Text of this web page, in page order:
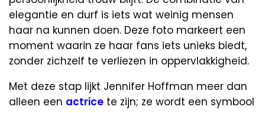
elegantie en durf is iets wat weinig mensen
haar na kunnen doen. Deze foto markeert een
moment waarin ze haar fans iets unieks biedt,
zonder zichzelf te verliezen in oppervlakkigheid.
Met deze stap lijkt Jennifer Hoffman meer dan
alleen een actrice te zijn; ze wordt een symbool